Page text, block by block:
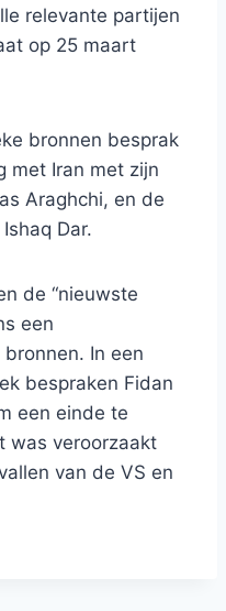
relevante partijen
op 25 maart
bronnen besprak
met Iran met zijn
Araghchi, en de
Dar.
de “nieuwste
een
In een
bespraken Fidan
een ​​einde te
was veroorzaakt
van de VS en